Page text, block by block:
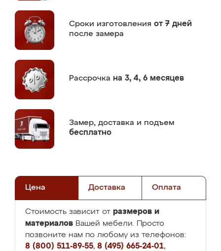
Сроки изготовления от 7 дней
после замера
Рассрочка на 3, 4, 6 месяцев
Замер, доставка и подъем
бесплатно
Цена Доставка Оплата
Стоимость зависит от размеров и
материалов Вашей мебели. Просто
позвоните нам по любому из телефонов:
8 (800) 511-89-55, 8 (495) 665-24-01,